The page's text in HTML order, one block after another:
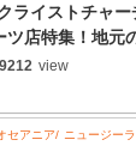
ライストチャ
ツ店特集！地元
view
セアニア ニュージー